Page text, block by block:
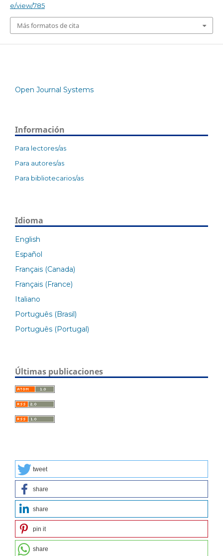
e/view/785
Más formatos de cita
Open Journal Systems
Información
Para lectores/as
Para autores/as
Para bibliotecarios/as
Idioma
English
Español
Français (Canada)
Français (France)
Italiano
Português (Brasil)
Português (Portugal)
Últimas publicaciones
tweet
share
share
pin it
share